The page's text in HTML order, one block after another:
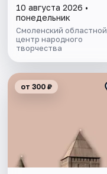
10 августа 2026 •
понедельник
Смоленский областной
центр народного
творчества
от 300 ₽